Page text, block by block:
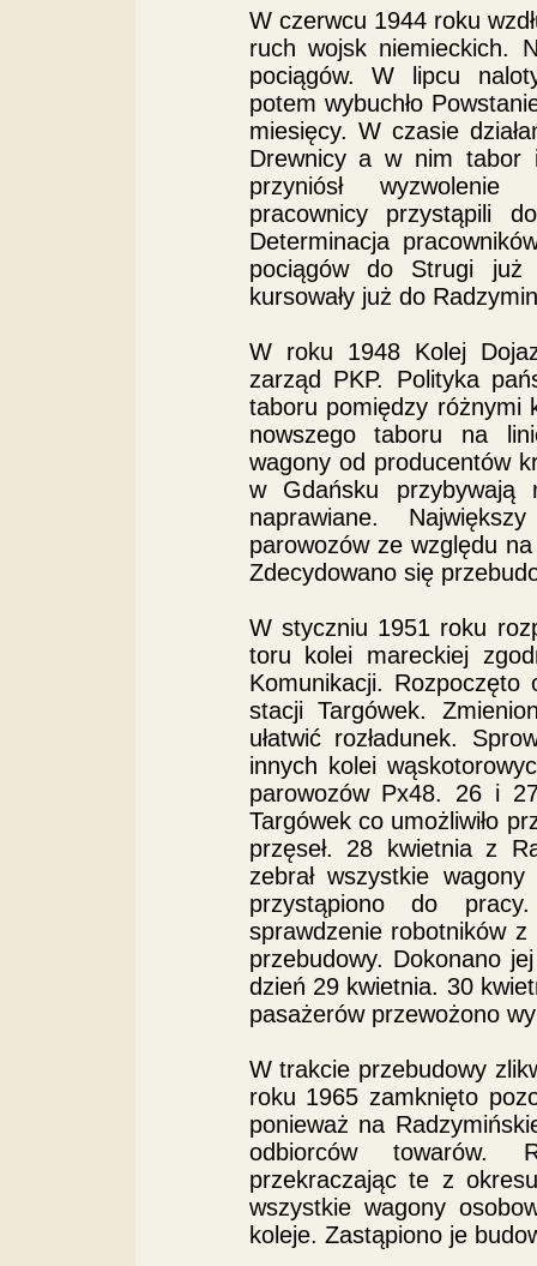
W czerwcu 1944 roku
ruch wojsk niemieckich.
pociągów. W lipcu
potem wybuchło
miesięcy. W czasie
Drewnicy a w nim tabor
przyniósł wyzwolenie
pracownicy przystąpili
Determinacja
pociągów do Strugi
kursowały już do
W roku 1948 Kolej
zarząd PKP. Polityka
taboru pomiędzy różnymi
nowszego taboru na
wagony od producentów
w Gdańsku
naprawiane.
parowozów ze względu
Zdecydowano się
W styczniu 1951 roku
toru kolei mareckiej
Komunikacji.
stacji Targówek.
ułatwić rozładunek.
innych kolei
parowozów Px48. 26 i
Targówek co umożliwiło
przęseł. 28 kwietnia z
zebrał wszystkie
przystąpiono do
sprawdzenie robotników z
przebudowy. Dokonano
dzień 29 kwietnia. 30
pasażerów przewożono
W trakcie przebudowy
roku 1965 zamknięto
ponieważ na
odbiorców towarów.
przekraczając te z
wszystkie wagony
koleje. Zastąpiono je